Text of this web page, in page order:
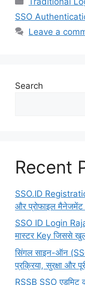
SSO
Leave a
Search
Recent
SSO.ID
और प्रोफाइल मैनेजमेंट
SSO ID Login
मास्टर Key जिससे
सिंगल साइन-ऑन
प्रक्रिया, सुरक्षा और
RSSB SSO एडमिट